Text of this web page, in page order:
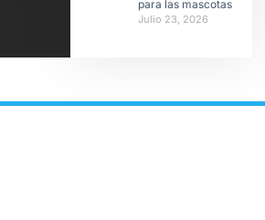
para las mascotas
Julio 23, 2026